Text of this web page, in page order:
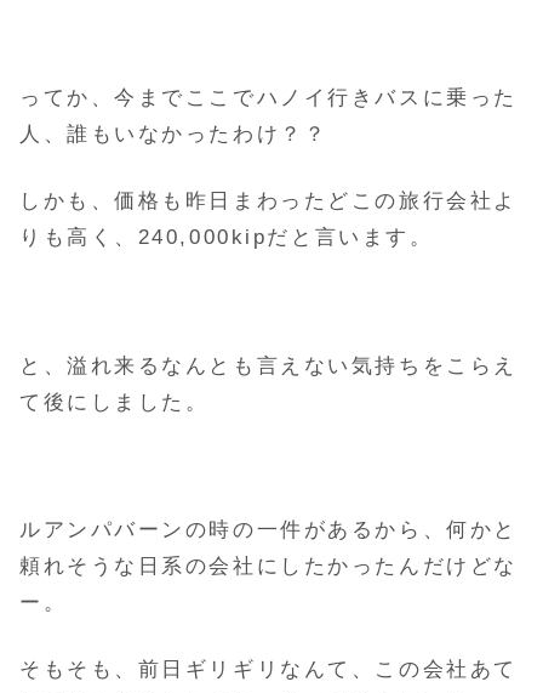
ってか、今までここでハノイ行きバスに乗った
人、誰もいなかったわけ？？
しかも、価格も昨日まわったどこの旅行会社よ
りも高く、240,000kipだと言います。
と、溢れ来るなんとも言えない気持ちをこらえ
て後にしました。
ルアンパバーンの時の一件があるから、何かと
頼れそうな日系の会社にしたかったんだけどな
ー。
そもそも、前日ギリギリなんて、この会社あて